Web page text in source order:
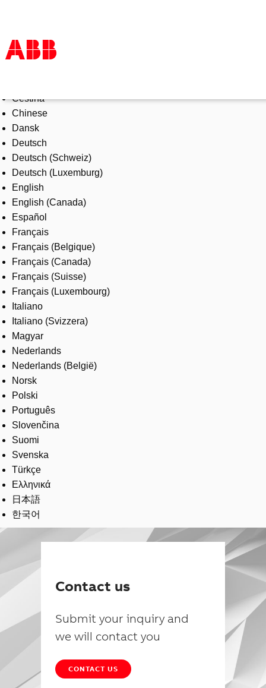
Products & Solutions
Industries
Services
About us
Where to buy
Contact us
Careers
Čeština
Chinese
Dansk
Deutsch
Deutsch (Schweiz)
Deutsch (Luxemburg)
English
English (Canada)
Español
Français
Français (Belgique)
Français (Canada)
Français (Suisse)
Français (Luxembourg)
Italiano
Italiano (Svizzera)
Magyar
Nederlands
Nederlands (België)
Norsk
Polski
Português
Slovenčina
Suomi
Svenska
Türkçe
Ελληνικά
日本語
한국어
Contact us
Submit your inquiry and
we will contact you
CONTACT US